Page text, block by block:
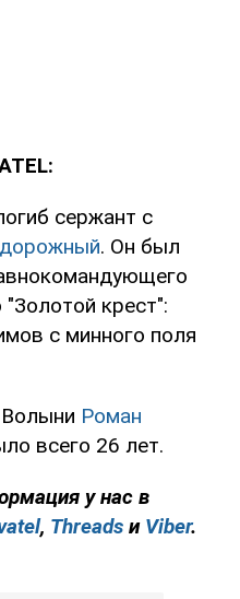
сержант с
. Он был
крест":
с минного поля
Роман
всего 26 лет.
у нас в
, Threads и Viber.